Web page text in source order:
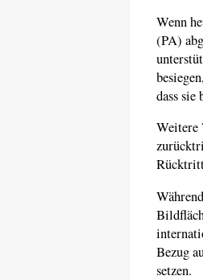
Wenn
(PA)
dass
Weitere
Bezug
setzen.